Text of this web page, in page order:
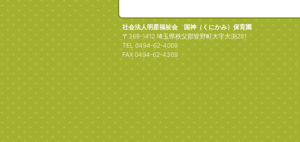
社会法人明星福祉会 国神（くにかみ）保育園
〒369-1412 埼玉県秩父郡皆野町大字大渕281
TEL 0494-62-4009
FAX 0494-62-4309